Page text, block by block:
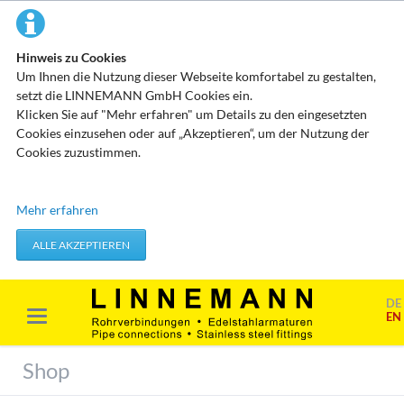
Hinweis zu Cookies
Um Ihnen die Nutzung dieser Webseite komfortabel zu gestalten,
setzt die LINNEMANN GmbH Cookies ein.
Klicken Sie auf "Mehr erfahren" um Details zu den eingesetzten
Cookies einzusehen oder auf „Akzeptieren“, um der Nutzung der
Cookies zuzustimmen.
Technisch erforderliche Cookies
werden verwendet um von Ihnen getätigte Aktionen, wie etwa das
Festlegen Ihrer Datenschutzeinstellungen zu übernehmen.
Erforderliche Cookies akzeptieren
Marketing & Analyse
ausgewertet werden. Das geschieht vor allem mit Cookies und mit
sogenannten Analyseprogrammen. Die Analyse Ihres Surf-
Mehr erfahren
ALLE AKZEPTIEREN
DE
EN
Shop